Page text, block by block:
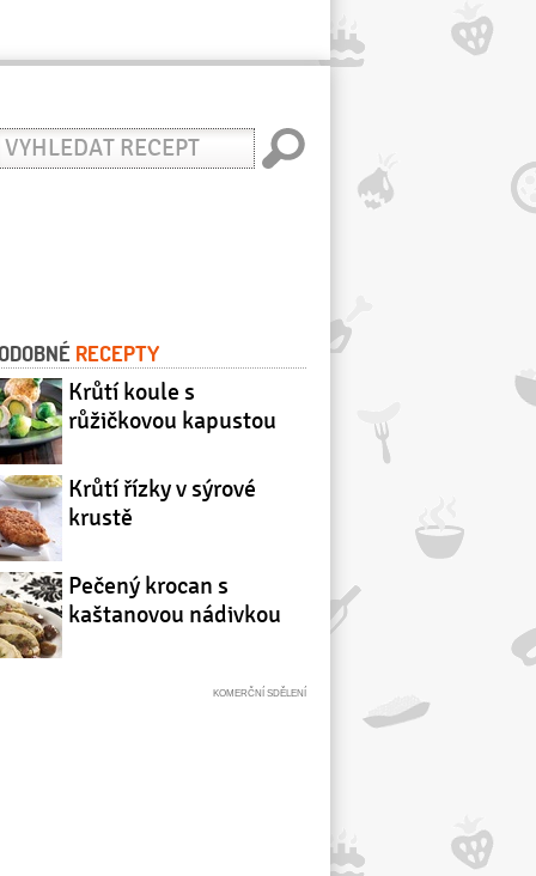
RECEPTY
Krůtí koule s
růžičkovou kapustou
Krůtí řízky v sýrové
krustě
Pečený krocan s
kaštanovou nádivkou